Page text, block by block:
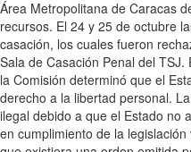
Área Metropolitana de Caracas
recursos. El 24 y 25 de octubre
casación, los cuales fueron
Sala de Casación Penal del
la Comisión determinó que el
derecho a la libertad personal.
ilegal debido a que el Estado no
en cumplimiento de la